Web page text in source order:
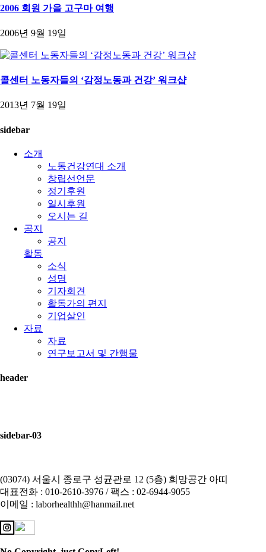
2006 회원 가을 고구마 여행
2006년 9월 19일
콜센터 노동자들의 ‘감정노동과 건강’ 워크샵
2013년 7월 19일
sidebar
소개
노동건강연대 소개
창립선언문
정기후원
일시후원
오시는 길
공지
공지
활동
소식
성명
기자회견
활동가의 편지
기업살인
자료
자료
연구보고서 및 간행물
header
sidebar-03
(03074) 서울시 종로구 성균관로 12 (5층) 희망공간 아띠
대표전화 : 010-2610-3976 / 팩스 : 02-6944-9055
이메일 : laborhealthh@hanmail.net